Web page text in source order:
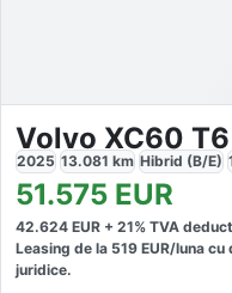
2025 13.081 km Hibrid (B/E)
51.575 EUR
42.624 EUR + 21% TVA
Leasing de la 519 EUR/luna cu
juridice.